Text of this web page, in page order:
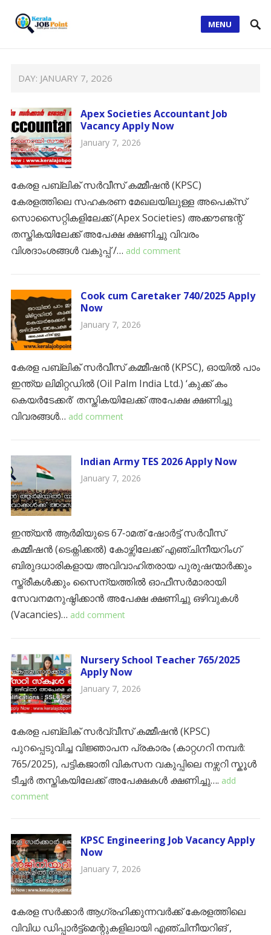
MENU
DAY: JANUARY 7, 2026
Apex Societies Accountant Job
Vacancy Apply Now
January 7, 2026
കേരള പബ്ലിക് സർവീസ് കമ്മീഷൻ (KPSC)
കേരളത്തിലെ സഹകരണ മേഖലയിലുള്ള അപെക്സ്
സൊസൈറ്റികളിലേക്ക് (Apex Societies) അക്കൗണ്ടന്റ്
തസ്തികയിലേക്ക് അപേക്ഷ ക്ഷണിച്ചു വിവരം
വിശദാംശങ്ങൾ വകുപ്പ് /… add comment
Cook cum Caretaker 740/2025 Apply
Now
January 7, 2026
കേരള പബ്ലിക് സർവീസ് കമ്മീഷൻ (KPSC), ഓയിൽ പാം
ഇന്ത്യ ലിമിറ്റഡിൽ (Oil Palm India Ltd.) ‘കുക്ക് കം
കെയർടേക്കർ’ തസ്തികയിലേക്ക് അപേക്ഷ ക്ഷണിച്ചു
വിവരങ്ങൾ… add comment
Indian Army TES 2026 Apply Now
January 7, 2026
ഇന്ത്യൻ ആർമിയുടെ 67-ാമത് ഷോർട്ട് സർവീസ്
കമ്മീഷൻ (ടെക്നിക്കൽ) കോഴ്സിലേക്ക് എഞ്ചിനീയറിംഗ്
ബിരുദധാരികളായ അവിവാഹിതരായ പുരുഷന്മാർക്കും
സ്ത്രീകൾക്കും സൈന്യത്തിൽ ഓഫീസർമാരായി
സേവനമനുഷ്ഠിക്കാൻ അപേക്ഷ ക്ഷണിച്ചു ഒഴിവുകൾ
(Vacancies)… add comment
Nursery School Teacher 765/2025
Apply Now
January 7, 2026
കേരള പബ്ലിക് സർവ്വീസ് കമ്മീഷൻ (KPSC)
പുറപ്പെടുവിച്ച വിജ്ഞാപന പ്രകാരം (കാറ്റഗറി നമ്പർ:
765/2025), പട്ടികജാതി വികസന വകുപ്പിലെ നഴ്സറി സ്കൂൾ
ടീച്ചർ തസ്തികയിലേക്ക് അപേക്ഷകൾ ക്ഷണിച്ചു…. add
comment
KPSC Engineering Job Vacancy Apply
Now
January 7, 2026
കേരള സർക്കാർ ആഗ്രഹിക്കുന്നവർക്ക് കേരളത്തിലെ
വിവിധ ഡിപ്പാർട്ട്മെന്റുകളിലായി എഞ്ചിനീയറിങ് ,